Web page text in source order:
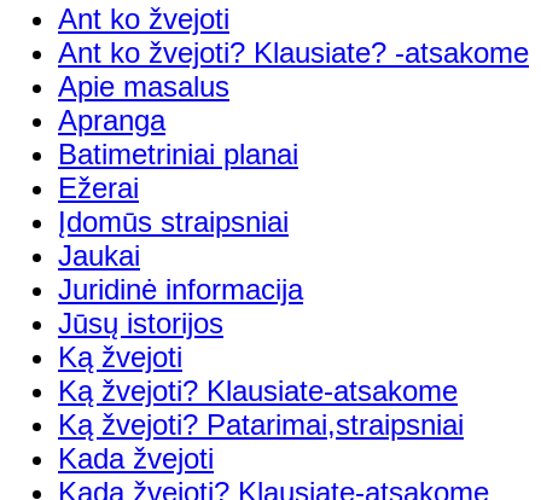
Ant ko žvejoti
Ant ko žvejoti? Klausiate? -atsakome
Apie masalus
Apranga
Batimetriniai planai
Ežerai
Įdomūs straipsniai
Jaukai
Juridinė informacija
Jūsų istorijos
Ką žvejoti
Ką žvejoti? Klausiate-atsakome
Ką žvejoti? Patarimai,straipsniai
Kada žvejoti
Kada žvejoti? Klausiate-atsakome